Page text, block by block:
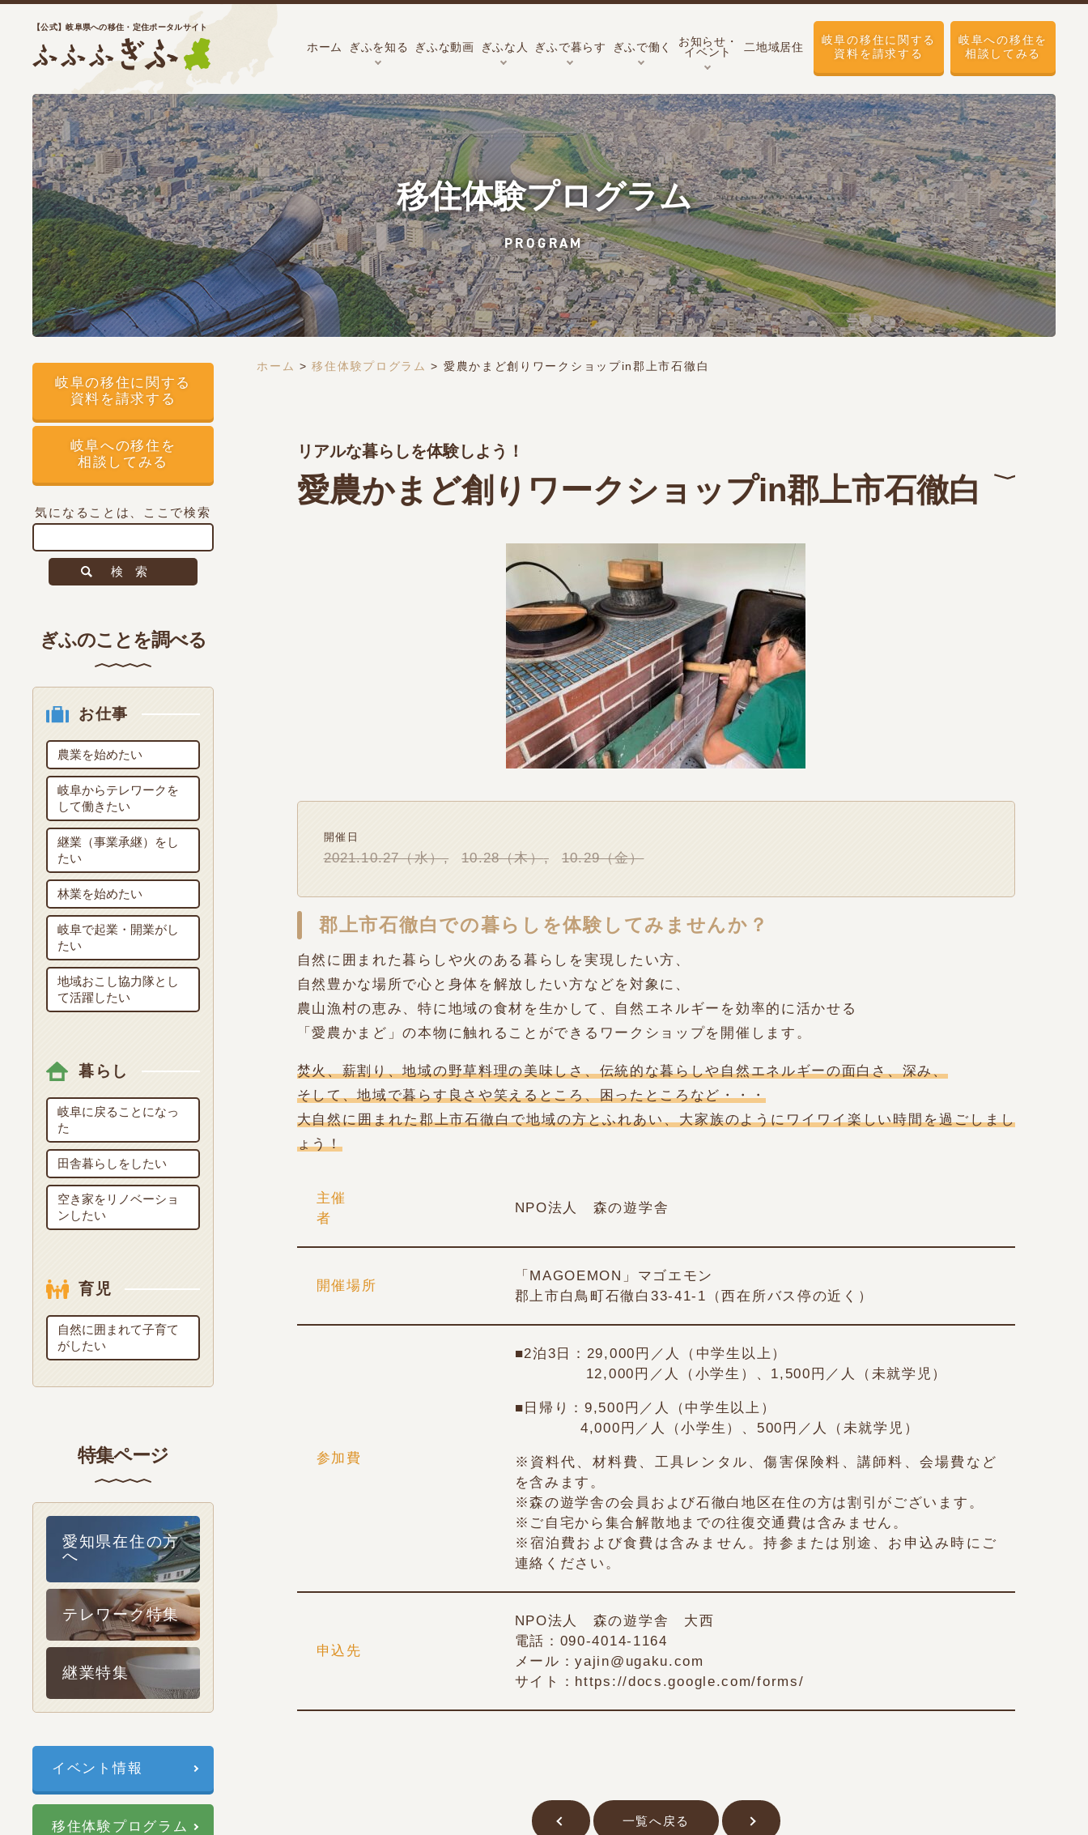
【公式】岐阜県への移住・定住ポータルサイト
ホーム ぎふを知る ぎふな動画 ぎふな人 ぎふで暮らす ぎふで働く
お知らせ・
イベント
二地域居住
岐阜の移住に関する
資料を請求する
岐阜への移住を
相談してみる
移住体験プログラム
PROGRAM
岐阜の移住に関する
資料を請求する
岐阜への移住を
相談してみる
気になることは、ここで検索
検索
ぎふのことを調べる
お仕事
農業を始めたい
岐阜からテレワークを
して働きたい
継業（事業承継）をし
たい
林業を始めたい
岐阜で起業・開業がし
たい
地域おこし協力隊とし
て活躍したい
暮らし
岐阜に戻ることになっ
た
田舎暮らしをしたい
空き家をリノベーショ
ンしたい
育児
自然に囲まれて子育て
がしたい
特集ページ
愛知県在住の方
へ
テレワーク特集
継業特集
イベント情報
移住体験プログラム
ホーム >移住体験プログラム > 愛農かまど創りワークショップin郡上市石徹白
リアルな暮らしを体験しよう！
愛農かまど創りワークショップin郡上市石徹白
開催日
2021.10.27（水） 10.28（木） 10.29（金）
郡上市石徹白での暮らしを体験してみませんか？
自然に囲まれた暮らしや火のある暮らしを実現したい方、
自然豊かな場所で心と身体を解放したい方などを対象に、
農山漁村の恵み、特に地域の食材を生かして、 自然エネルギーを効率的に活かせる
「愛農かまど」の本物に触れることができるワークショップを開催します。
焚火、薪割り、地域の野草料理の美味しさ、伝統的な暮らしや自然エネルギーの面白さ、深み、
そして、地域で暮らす良さや笑えるところ、困ったところなど・・・
大自然に囲まれた郡上市石徹白で地域の方とふれあい、大家族のようにワイワイ楽しい時間を過ごしまし
ょう！
主催
者
NPO法人 森の遊学舎
開催場所
「MAGOEMON」マゴエモン
郡上市白鳥町石徹白33‐41‐1（西在所バス停の近く）
参加費
■2泊3日：29,000円／人（中学生以上）
12,000円／人（小学生）、1,500円／人（未就学児）
■日帰り：9,500円／人（中学生以上）
4,000円／人（小学生）、500円／人（未就学児）
※資料代、材料費、工具レンタル、傷害保険料、講師料、会場費など
を含みます。
※森の遊学舎の会員および石徹白地区在住の方は割引がございます。
※ご自宅から集合解散地までの往復交通費は含みません。
※宿泊費および食費は含みません。持参または別途、お申込み時にご
連絡ください。
申込先
NPO法人 森の遊学舎 大西
電話：090-4014-1164
メール：yajin@ugaku.com
サイト：https://docs.google.com/forms/
一覧へ戻る